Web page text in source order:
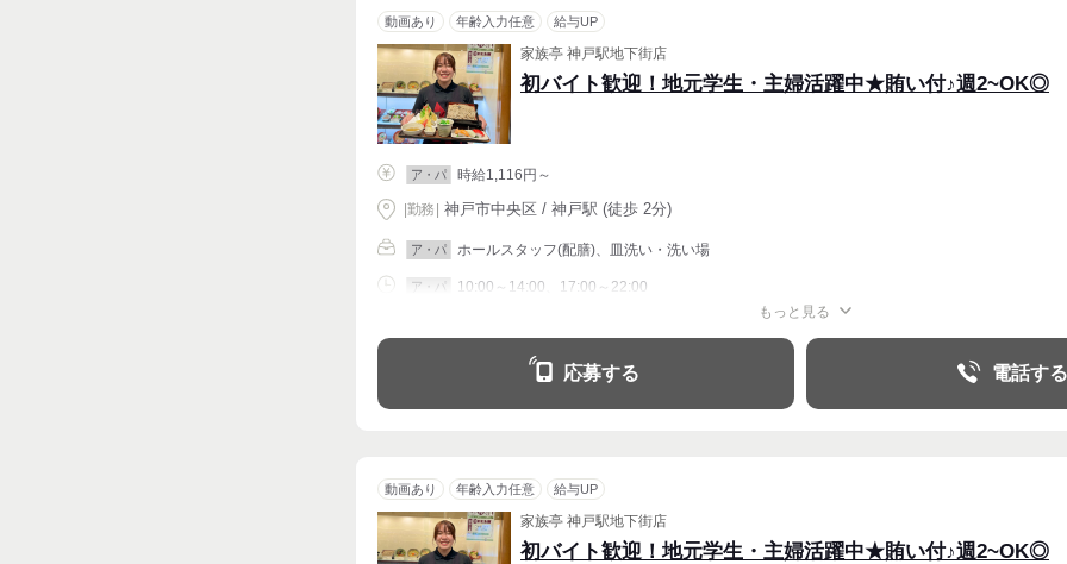
動画あり 年齢入力任意 給与UP
家族亭 神戸駅地下街店
初バイト歓迎！地元学生・主婦活躍中★賄い付♪週2~OK◎
ア・パ 時給1,116円～
|勤務 神戸市中央区 / 神戸駅 (徒歩 2分)
ア・パ ホールスタッフ(配膳)、皿洗い・洗い場
ア・パ 10:00～14:00、17:00～22:00
もっと見る
応募する 電話する
動画あり 年齢入力任意 給与UP
家族亭 神戸駅地下街店
初バイト歓迎！地元学生・主婦活躍中★賄い付♪週2~OK◎